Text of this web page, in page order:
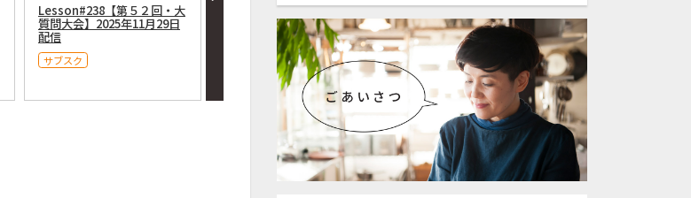
Lesson#238【第５２回・大
質問大会】2025年11月29日
配信
サブスク
Lesson#231【第５１回・大
質問大会＆９月からの教室
説明】８月３０日（土）２
１時〜配信
Lesson#224【第５０回・大
質問大会】2025年5月31日配
信
サブスク